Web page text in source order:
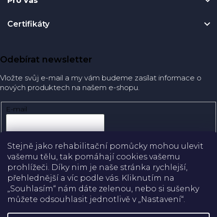
Stejně jako rehabilitační pomůcky mohou ulevit
vašemu tělu, tak pomáhají cookies vašemu
prohlížeči. Díky nim je naše stránka rychlejší,
přehlednější a víc podle vás. Kliknutím na
„Souhlasím“ nám dáte zelenou, nebo si sušenky
můžete odsouhlasit jednotlivě v „Nastavení“.
Certifikáty
Doprava
Platba
Odebírat newsletter
Vložte svůj e-mail a my vám budeme zasílat informace o
nových produktech na našem e-shopu.
E-mail
Přihlásit se